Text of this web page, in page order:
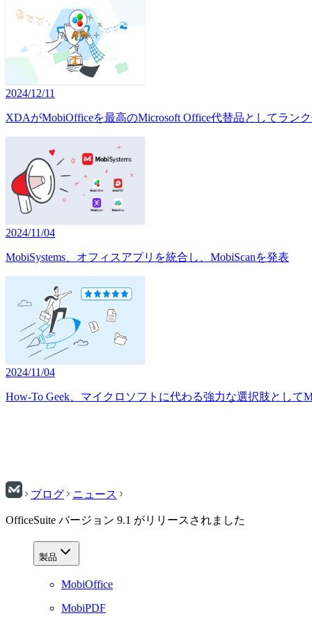
2024/12/11
XDAがMobiOfficeを最高のMicrosoft Office代替品としてラン
2024/11/04
MobiSystems、オフィスアプリを統合し、MobiScanを発表
2024/11/04
How-To Geek、マイクロソフトに代わる強力な選択肢として
ブログ ニュース
OfficeSuite バージョン 9.1 がリリースされました
製品
MobiOffice
MobiPDF